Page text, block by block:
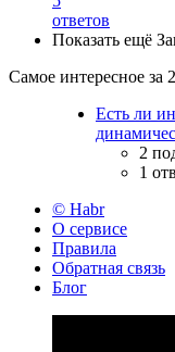
ответов
Показать ещё
Самое интересное за
Есть ли
2
1
© Habr
О сервисе
Правила
Обратная связь
Блог